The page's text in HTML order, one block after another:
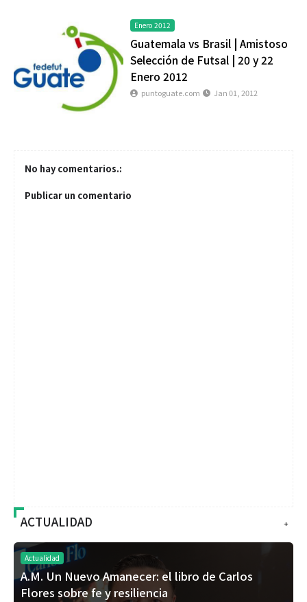
Enero 2012
Guatemala vs Brasil | Amistoso
Selección de Futsal | 20 y 22
Enero 2012
puntoguate.com Jan 01, 2012
No hay comentarios.:
Publicar un comentario
+
ACTUALIDAD
Actualidad
A.M. Un Nuevo Amanecer: el libro de Carlos
Flores sobre fe y resiliencia